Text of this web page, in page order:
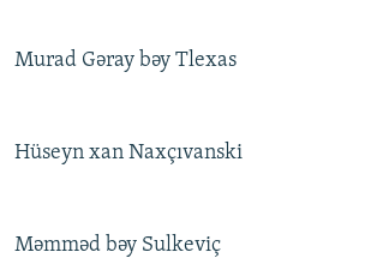
İNFOQRAFIKA
AZƏRBAYCAN ƏDƏBIYYATI KITABXANASI
İZ - MƏDƏNIYYƏT PROQRAMI
MISSIYAMIZ
MATERIALLARIMIZDAN ISTIFADƏ
BIZIMLƏ ƏLAQƏ
Murad Gəray bəy Tlexas
Hüseyn xan Naxçıvanski
Məmməd bəy Sulkeviç